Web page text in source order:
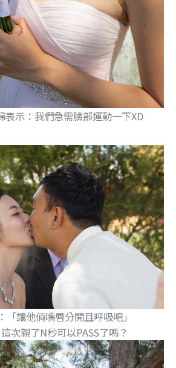
表示：我們急需臉部運動一下XD
「讓他倆嘴唇分開且呼吸吧」
次親了N秒可以PASS了嗎？